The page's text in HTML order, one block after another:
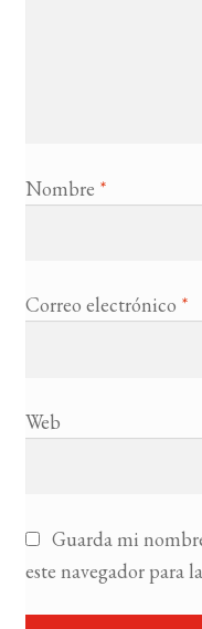
Nombre *
Correo electrónico *
Web
Guarda mi
este navegador para